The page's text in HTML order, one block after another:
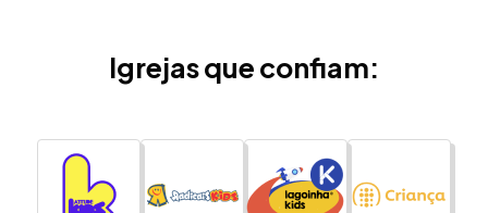
Igrejas que confiam: